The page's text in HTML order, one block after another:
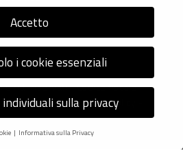
i diritti riservati - Codice fiscale:
sui CookieePrivacy Policy
Accetto
i cookie essenziali
sulla privacy
Informativa sulla Privacy